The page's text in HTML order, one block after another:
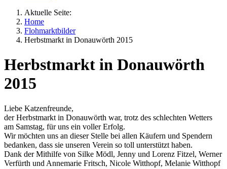
Aktuelle Seite:
Home
Flohmarktbilder
Herbstmarkt in Donauwörth 2015
Herbstmarkt in Donauwörth
2015
Liebe Katzenfreunde,
der Herbstmarkt in Donauwörth war, trotz des schlechten Wetters
am Samstag, für uns ein voller Erfolg.
Wir möchten uns an dieser Stelle bei allen Käufern und Spendern
bedanken, dass sie unseren Verein so toll unterstützt haben.
Dank der Mithilfe von Silke Mödl, Jenny und Lorenz Fitzel, Werner
Verfürth und Annemarie Fritsch, Nicole Witthopf, Melanie Witthopf